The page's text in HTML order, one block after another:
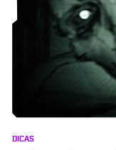
DICAS